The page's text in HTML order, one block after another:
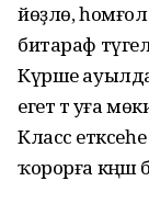
йөҙлө,
битараф
Күрше
егет тә уға
Класс
ҡорорға кәңәш